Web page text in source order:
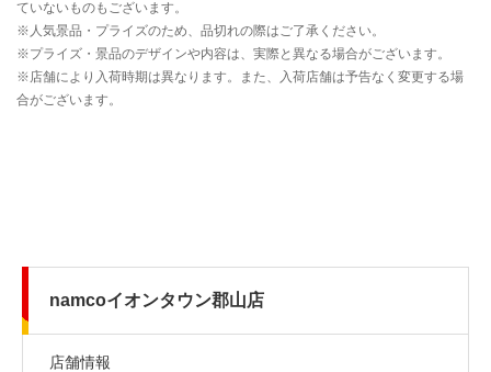
namcoイオンタウン郡山店
店舗情報